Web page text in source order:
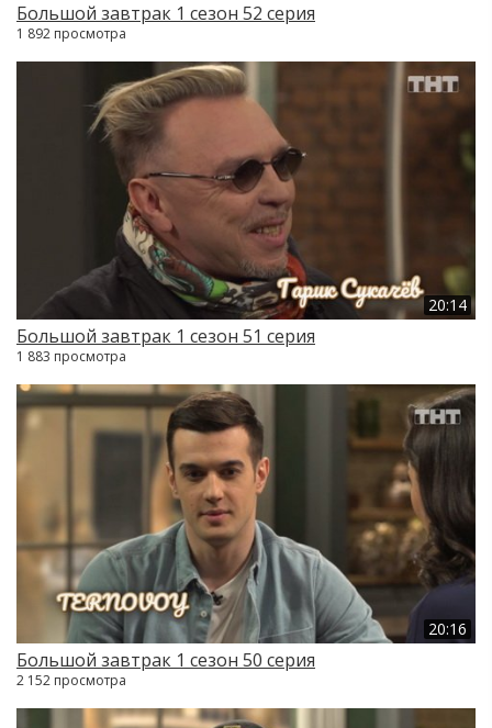
Большой завтрак 1 сезон 52 серия
1 892 просмотра
20:14
Большой завтрак 1 сезон 51 серия
1 883 просмотра
20:16
Большой завтрак 1 сезон 50 серия
2 152 просмотра